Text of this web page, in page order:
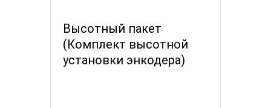
Высотный пакет
(Комплект высотной
установки энкодера)